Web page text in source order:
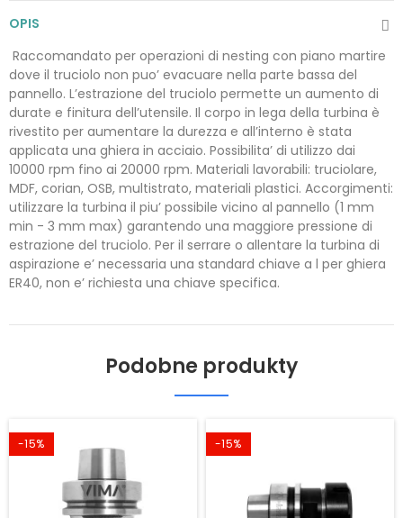
OPIS
Raccomandato per operazioni di nesting con piano martire
dove il truciolo non puo’ evacuare nella parte bassa del
pannello. L’estrazione del truciolo permette un aumento di
durate e finitura dell’utensile. Il corpo in lega della turbina è
rivestito per aumentare la durezza e all’interno è stata
applicata una ghiera in acciaio. Possibilita’ di utilizzo dai
10000 rpm fino ai 20000 rpm. Materiali lavorabili: truciolare,
MDF, corian, OSB, multistrato, materiali plastici. Accorgimenti:
utilizzare la turbina il piu’ possibile vicino al pannello (1 mm
min - 3 mm max) garantendo una maggiore pressione di
estrazione del truciolo. Per il serrare o allentare la turbina di
aspirazione e’ necessaria una standard chiave a l per ghiera
ER40, non e’ richiesta una chiave specifica.
Podobne produkty
-15% -15%